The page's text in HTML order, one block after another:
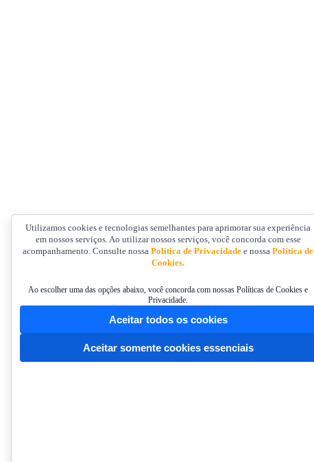
Utilizamos cookies e tecnologias semelhantes para aprimorar sua experiência
em nossos serviços. Ao utilizar nossos serviços, você concorda com esse
acompanhamento. Consulte nossaPolítica de Privacidade e nossaPolítica de
Cookies.
Ao escolher uma das opções abaixo, você concorda com nossas Políticas de Cookies e
Privacidade.
Aceitar todos os cookies
Aceitar somente cookies essenciais